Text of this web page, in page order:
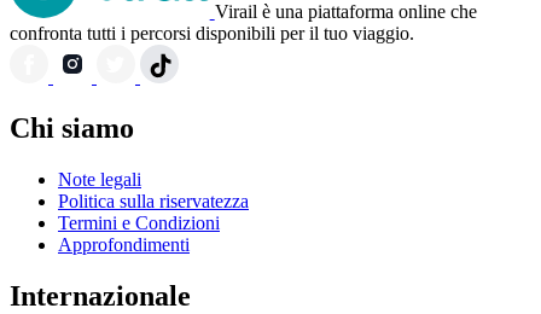
Virail è una piattaforma online che
confronta tutti i percorsi disponibili per il tuo viaggio.
Chi siamo
Note legali
Politica sulla riservatezza
Termini e Condizioni
Approfondimenti
Internazionale